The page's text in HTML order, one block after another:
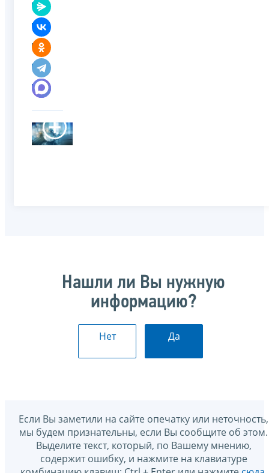
Нашли ли Вы нужную
информацию?
Нет Да
Если Вы заметили на сайте опечатку или неточность,
мы будем признательны, если Вы сообщите об этом.
Выделите текст, который, по Вашему мнению,
содержит ошибку, и нажмите на клавиатуре